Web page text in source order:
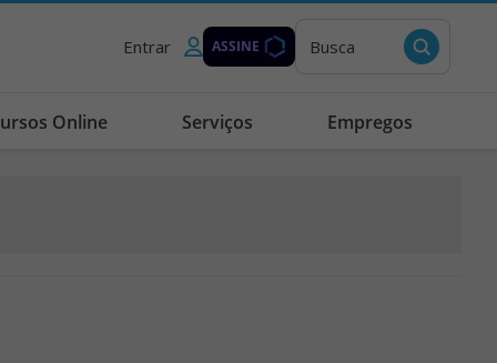
Entrar ASSINE Busca
Online Serviços Empregos